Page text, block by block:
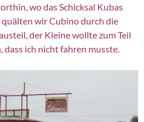
wo das Schicksal Kubas
wir Cubino durch die
der Kleine wollte zum Teil
ich nicht fahren musste.